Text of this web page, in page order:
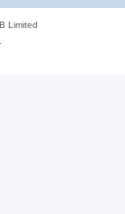
Limited